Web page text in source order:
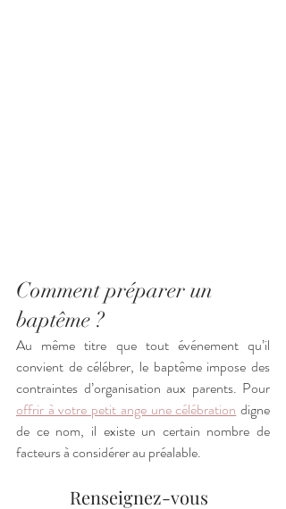
Comment préparer un
baptême ?
Au même titre que tout événement qu’il
convient de célébrer, le baptême impose des
offrir à votre petit ange une célébration digne
de ce nom, il existe un certain nombre de
facteurs à considérer au préalable.